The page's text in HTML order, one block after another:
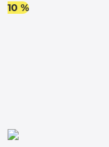
10 %
3.
8